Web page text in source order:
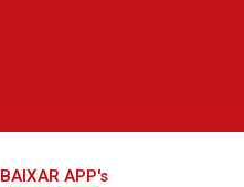
BAIXAR APP's